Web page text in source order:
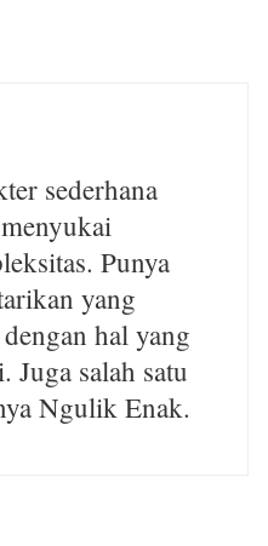
sederhana
Punya
yang
hal yang
Juga salah satu
Ngulik Enak.